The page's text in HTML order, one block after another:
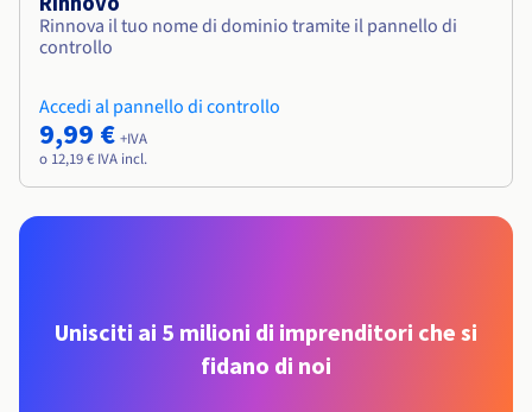
Rinnova il tuo nome di dominio tramite il pannello di
controllo
Accedi al pannello di controllo
9,99 € +IVA
o 12,19 € IVA incl.
Unisciti ai 5 milioni di imprenditori che si
fidano di noi